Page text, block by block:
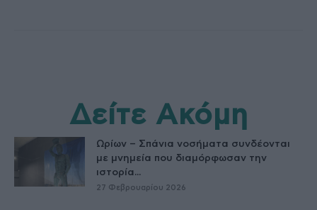
Δείτε Ακόμη
Ωρίων – Σπάνια νοσήματα συνδέονται
με μνημεία που διαμόρφωσαν την
ιστορία...
27 Φεβρουαρίου 2026